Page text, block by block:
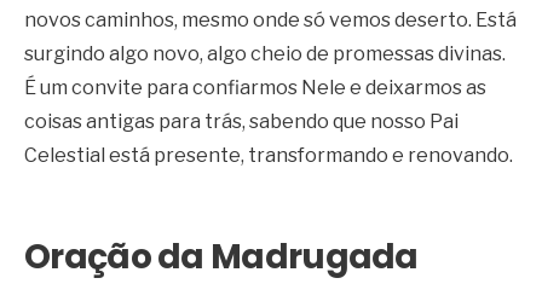
novos caminhos, mesmo onde só vemos deserto. Está
surgindo algo novo, algo cheio de promessas divinas.
É um convite para confiarmos Nele e deixarmos as
coisas antigas para trás, sabendo que nosso Pai
Celestial está presente, transformando e renovando.
Oração da Madrugada